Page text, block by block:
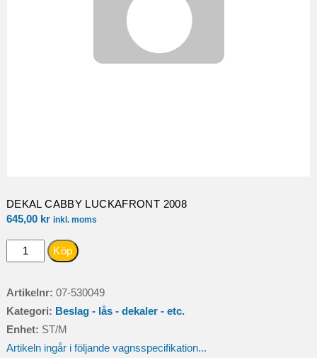
DEKAL CABBY LUCKAFRONT 2008
645,00 kr inkl. moms
DEKAL
Köp
Artikelnr: 07-530049
Kategori: Beslag - lås - dekaler - etc.
Enhet: ST/M
Artikeln ingår i följande vagnsspecifikation...